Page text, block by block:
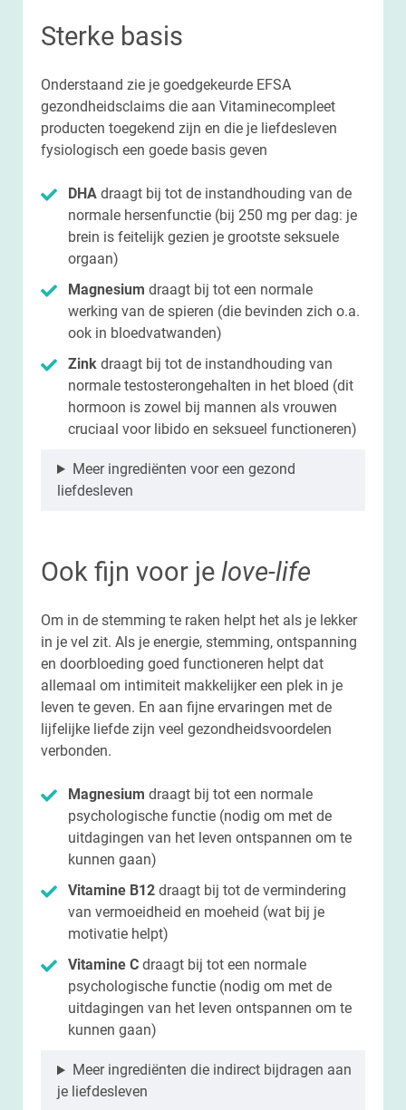
Sterke basis
Onderstaand zie je goedgekeurde EFSA
gezondheidsclaims die aan Vitaminecompleet
producten toegekend zijn en die je liefdesleven
fysiologisch een goede basis geven
DHAdraagt bij tot de instandhouding van de
normale hersenfunctie (bij 250 mg per dag: je
brein is feitelijk gezien je grootste seksuele
orgaan)
Magnesium draagt bij tot een normale
werking van de spieren (die bevinden zich o.a.
ook in bloedvatwanden)
Zinkdraagt bij tot de instandhouding van
normale testosterongehalten in het bloed (dit
hormoon is zowel bij mannen als vrouwen
cruciaal voor libido en seksueel functioneren)
Meer ingrediënten voor een gezond
liefdesleven
Ook fijn voor je love-life
Om in de stemming te raken helpt het als je lekker
in je vel zit. Als je energie, stemming, ontspanning
en doorbloeding goed functioneren helpt dat
allemaal om intimiteit makkelijker een plek in je
leven te geven. En aan fijne ervaringen met de
lijfelijke liefde zijn veel gezondheidsvoordelen
verbonden.
Magnesium draagt bij tot een normale
psychologische functie (nodig om met de
uitdagingen van het leven ontspannen om te
kunnen gaan)
Vitamine B12draagt bij tot de vermindering
van vermoeidheid en moeheid (wat bij je
motivatie helpt)
Vitamine Cdraagt bij tot een normale
psychologische functie (nodig om met de
uitdagingen van het leven ontspannen om te
kunnen gaan)
Meer ingrediënten die indirect bijdragen aan
je liefdesleven